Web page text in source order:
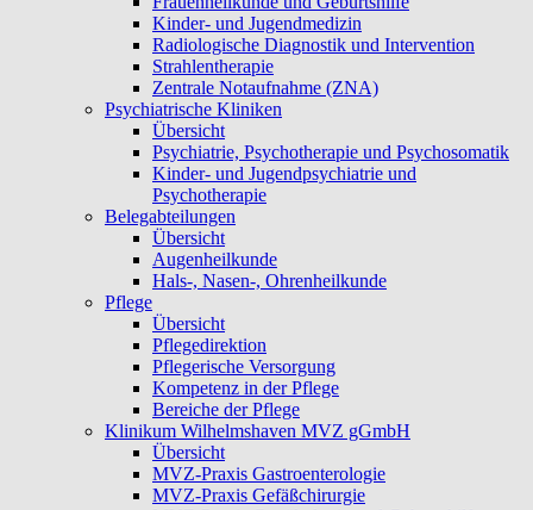
Kinder- und Jugendmedizin
Radiologische Diagnostik und Intervention
Strahlentherapie
Zentrale Notaufnahme (ZNA)
Psychiatrische Kliniken
Übersicht
Psychiatrie, Psychotherapie und Psychosomatik
Kinder- und Jugendpsychiatrie und
Psychotherapie
Belegabteilungen
Übersicht
Augenheilkunde
Hals-, Nasen-, Ohrenheilkunde
Pflege
Übersicht
Pflegedirektion
Pflegerische Versorgung
Kompetenz in der Pflege
Bereiche der Pflege
Klinikum Wilhelmshaven MVZ gGmbH
Übersicht
MVZ-Praxis Gastroenterologie
MVZ-Praxis Gefäßchirurgie